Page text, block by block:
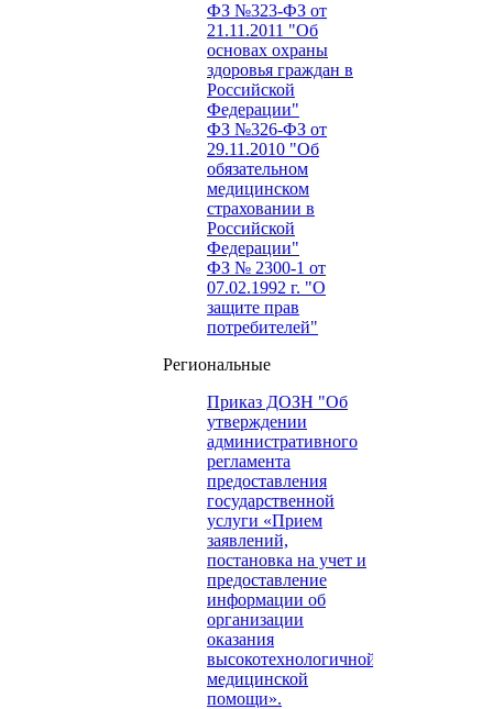
ФЗ №323-ФЗ от
21.11.2011 "Об
основах охраны
здоровья граждан в
Российской
Федерации"
ФЗ №326-ФЗ от
29.11.2010 "Об
обязательном
медицинском
страховании в
Российской
Федерации"
ФЗ № 2300-1 от
07.02.1992 г. "О
защите прав
потребителей"
Региональные
Приказ ДОЗН "Об
утверждении
административного
регламента
предоставления
государственной
услуги «Прием
заявлений,
постановка на учет и
предоставление
информации об
организации
оказания
высокотехнологичной
медицинской
помощи».